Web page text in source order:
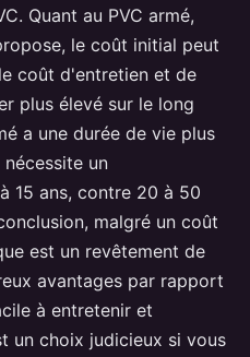
Quant au PVC armé,
le coût initial peut
coût d'entretien et de
plus élevé sur le long
a une durée de vie plus
un
15 ans, contre 20 à 50
malgré un coût
est un revêtement de
avantages par rapport
à entretenir et
un choix judicieux si vous